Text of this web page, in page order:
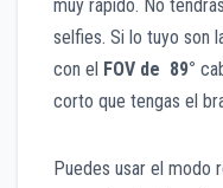
muy rápido. No
selfies. Si lo tuyo son
con el FOV de 89°
corto que tengas el
Puedes usar el modo